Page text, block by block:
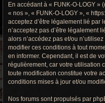
En accédant à « FUNK-O-LOGY »
« nos », « FUNK-O-LOGY », «
acceptez d’être légalement lié par
n’acceptez pas d’être légalement
alors n’accédez pas et/ou
modifier ces conditions à tout
en informer. Cependant, il est de
régulièrement, car votre utilisation
toute modification constitue votre
conditions mises à jour et/ou
Nos forums sont propulsés par